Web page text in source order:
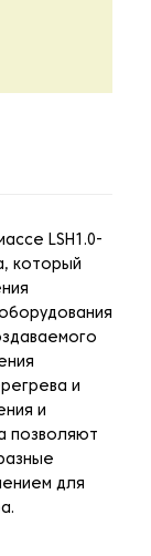
LSH1.0-
который
и
и
позволяют
для